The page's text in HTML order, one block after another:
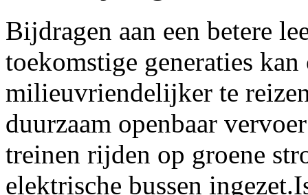
Bijdragen aan een betere
toekomstige generaties
milieuvriendelijker te
duurzaam openbaar
treinen rijden op groene
elektrische bussen